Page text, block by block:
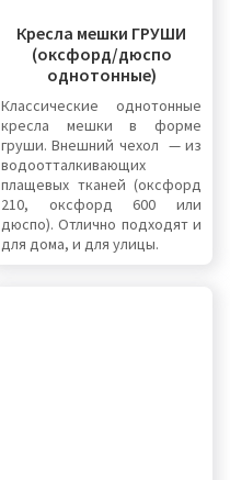
Кресла мешки ГРУШИ
(оксфорд/дюспо
однотонные)
Классические однотонные
кресла мешки в форме
груши. Внешний чехол — из
водоотталкивающих
плащевых тканей (оксфорд
210, оксфорд 600 или
дюспо). Отлично подходят и
для дома, и для улицы.